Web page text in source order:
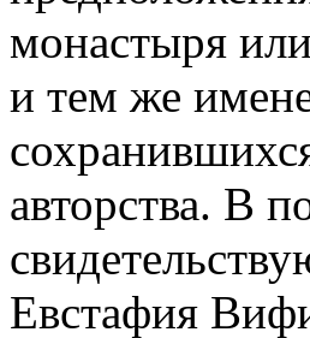
монастыря
и тем же
авторства. В
Евстафия